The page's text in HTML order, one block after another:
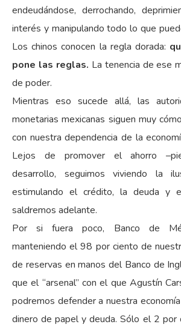
endeudándose, derrochando,
interés y manipulando todo lo que
Los chinos conocen la regla dorada:
pone las reglas. La tenencia de ese
de poder.
Mientras eso sucede allá, las
monetarias mexicanas siguen muy
con nuestra dependencia de la
Lejos de promover el ahorro
desarrollo, seguimos viviendo la
estimulando el crédito, la deuda y
saldremos adelante.
Por si fuera poco, Banco de
manteniendo el 98 por ciento de
de reservas en manos del Banco de
que el “arsenal” con el que Agustín
podremos defender a nuestra
dinero de papel y deuda. Sólo el 2 por